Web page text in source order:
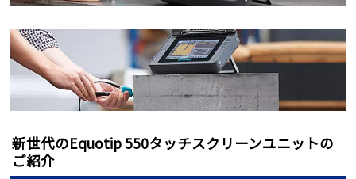
新世代のEquotip 550タッチスクリーンユニットの
ご紹介